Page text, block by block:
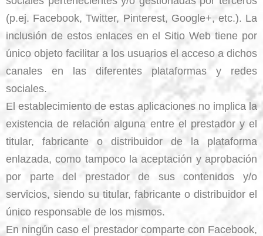
(p.ej. Facebook, Twitter, Pinterest, Google+, etc.). La
inclusión de estos enlaces en el Sitio Web tiene por
único objeto facilitar a los usuarios el acceso a dichos
canales en las diferentes plataformas y redes
sociales.
El establecimiento de estas aplicaciones no implica la
existencia de relación alguna entre el prestador y el
titular, fabricante o distribuidor de la plataforma
enlazada, como tampoco la aceptación y aprobación
por parte del prestador de sus contenidos y/o
servicios, siendo su titular, fabricante o distribuidor el
único responsable de los mismos.
En ningún caso el prestador comparte con Facebook,